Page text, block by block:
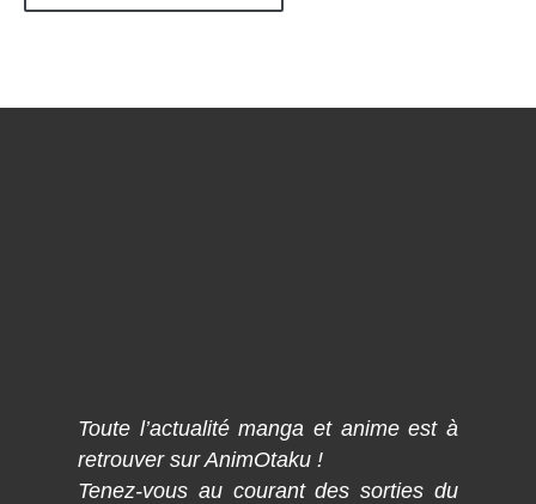
Toute l’actualité manga et anime est à
retrouver sur AnimOtaku !
Tenez-vous au courant des sorties du